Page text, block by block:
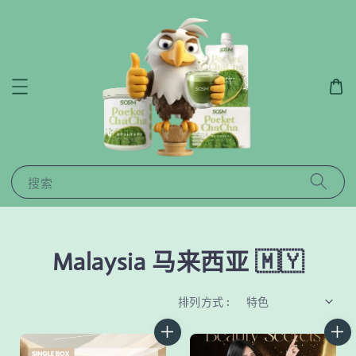
搜索
Malaysia 马来西亚 🇲🇾
排列方式 :